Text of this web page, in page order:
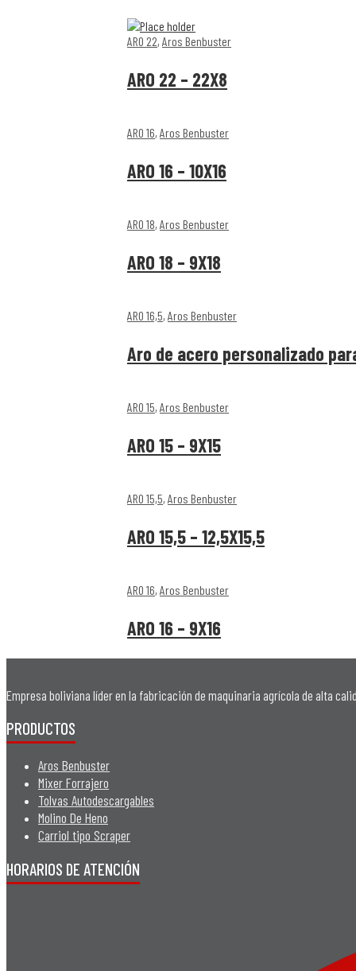
ARO 22, Aros Benbuster
ARO 22 – 22X8
ARO 16, Aros Benbuster
ARO 16 – 10X16
ARO 18, Aros Benbuster
ARO 18 – 9X18
ARO 16,5, Aros Benbuster
Aro de acero personalizado
ARO 15, Aros Benbuster
ARO 15 – 9X15
ARO 15,5, Aros Benbuster
ARO 15,5 – 12,5X15,5
ARO 16, Aros Benbuster
ARO 16 – 9X16
Empresa boliviana líder en la fabricación de maquinaria agrícola de alta
PRODUCTOS
Aros Benbuster
Mixer Forrajero
Tolvas Autodescargables
Molino De Heno
Carriol tipo Scraper
HORARIOS DE ATENCIÓN